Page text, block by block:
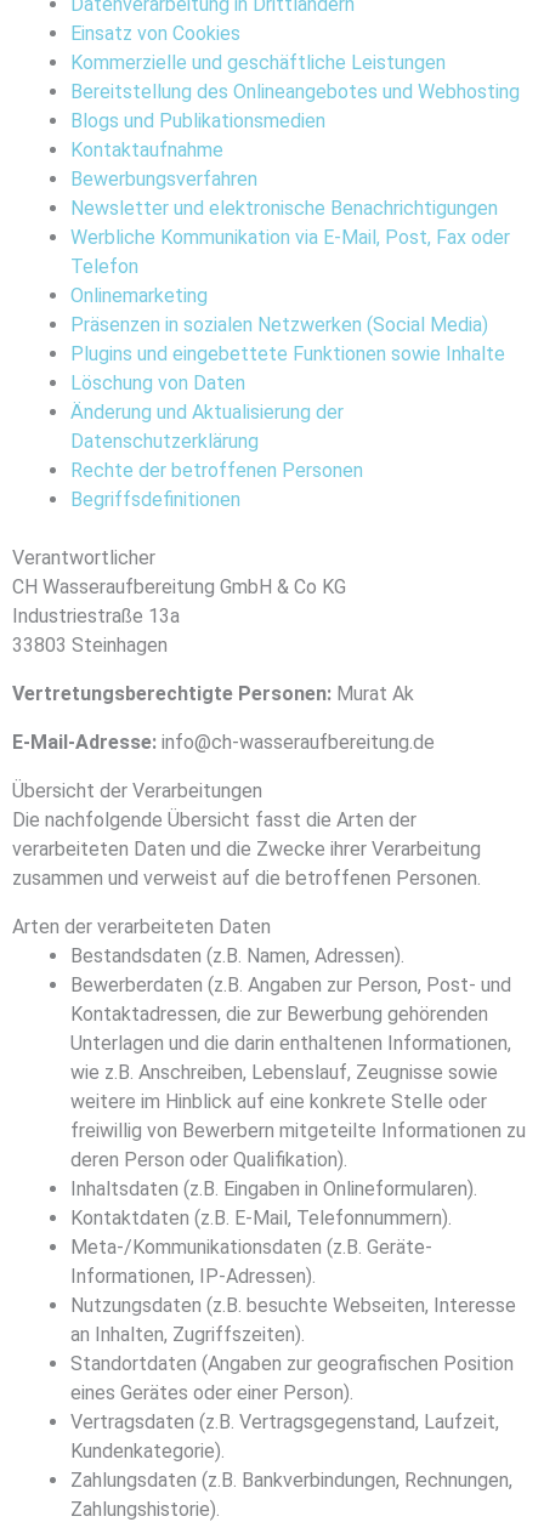
Einsatz von Cookies
Kommerzielle und geschäftliche Leistungen
Bereitstellung des Onlineangebotes und Webhosting
Blogs und Publikationsmedien
Kontaktaufnahme
Bewerbungsverfahren
Newsletter und elektronische Benachrichtigungen
Werbliche Kommunikation via E-Mail, Post, Fax oder
Telefon
Onlinemarketing
Präsenzen in sozialen Netzwerken (Social Media)
Plugins und eingebettete Funktionen sowie Inhalte
Löschung von Daten
Änderung und Aktualisierung der
Datenschutzerklärung
Rechte der betroffenen Personen
Begriffsdefinitionen
Verantwortlicher
CH Wasseraufbereitung GmbH & Co KG
Industriestraße 13a
33803 Steinhagen
Vertretungsberechtigte Personen: Murat Ak
E-Mail-Adresse: info@ch-wasseraufbereitung.de
Übersicht der Verarbeitungen
Die nachfolgende Übersicht fasst die Arten der
verarbeiteten Daten und die Zwecke ihrer Verarbeitung
zusammen und verweist auf die betroffenen Personen.
Arten der verarbeiteten Daten
Bestandsdaten (z.B. Namen, Adressen).
Bewerberdaten (z.B. Angaben zur Person, Post- und
Kontaktadressen, die zur Bewerbung gehörenden
Unterlagen und die darin enthaltenen Informationen,
wie z.B. Anschreiben, Lebenslauf, Zeugnisse sowie
weitere im Hinblick auf eine konkrete Stelle oder
freiwillig von Bewerbern mitgeteilte Informationen zu
deren Person oder Qualifikation).
Inhaltsdaten (z.B. Eingaben in Onlineformularen).
Kontaktdaten (z.B. E-Mail, Telefonnummern).
Meta-/Kommunikationsdaten (z.B. Geräte-
Informationen, IP-Adressen).
Nutzungsdaten (z.B. besuchte Webseiten, Interesse
an Inhalten, Zugriffszeiten).
Standortdaten (Angaben zur geografischen Position
eines Gerätes oder einer Person).
Vertragsdaten (z.B. Vertragsgegenstand, Laufzeit,
Kundenkategorie).
Zahlungsdaten (z.B. Bankverbindungen, Rechnungen,
Zahlungshistorie).